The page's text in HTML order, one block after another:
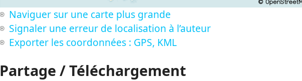
Naviguer sur une carte plus grande
Signaler une erreur de localisation à l’auteur
Exporter les coordonnées : GPS, KML
Partage / Téléchargement